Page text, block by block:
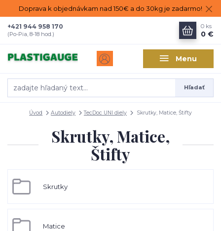
Doprava k objednávkam nad 150€ a do 30kg je zadarmo!
Menu
Hľadať
+421 944 958 170
(Po-Pia, 8-18 hod.)
0 ks
0 €
Úvod Autodiely TecDoc UNI diely Skrutky, Matice, Štifty
Skrutky, Matice,
Štifty
Skrutky
Matice